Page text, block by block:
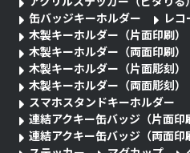
缶バッジキーホルダー
レ
木製キーホルダー（片面印刷）
木製キーホルダー（両面印刷）
木製キーホルダー（片面彫刻）
木製キーホルダー（両面彫刻）
スマホスタンドキーホルダー
連結アクキー缶バッジ（片面印
連結アクキー缶バッジ（両面印